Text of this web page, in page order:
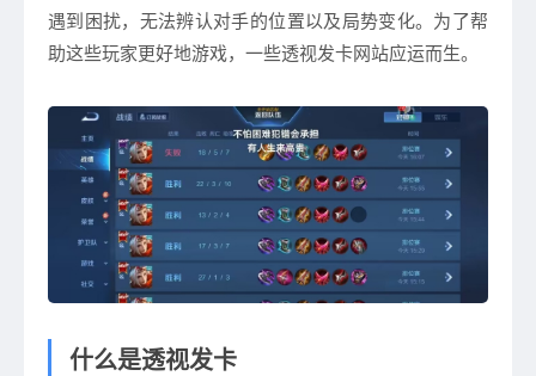
遇到困扰，无法辨认对手的位置以及局势变化。为了帮
助这些玩家更好地游戏，一些透视发卡网站应运而生。
什么是透视发卡